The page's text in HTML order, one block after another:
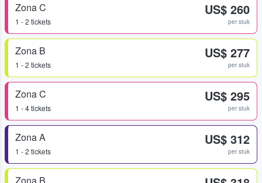
Zona C
1 - 2 tickets
US$ 260
per stuk
Zona B
1 - 2 tickets
US$ 277
per stuk
Zona C
1 - 4 tickets
US$ 295
per stuk
Zona A
1 - 2 tickets
US$ 312
per stuk